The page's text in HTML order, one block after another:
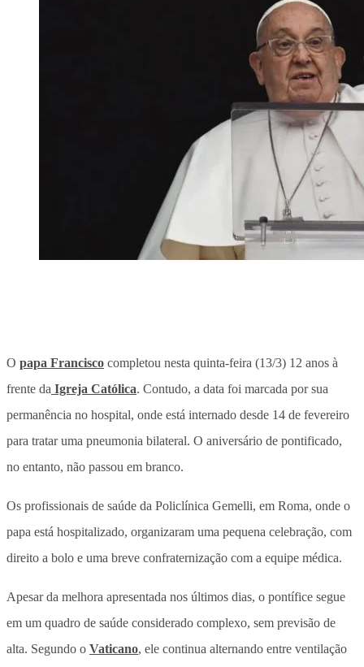
O papa Francisco completou nesta quinta-feira (13/3) 12 anos à
frente da Igreja Católica. Contudo, a data foi marcada por sua
permanência no hospital, onde está internado desde 14 de fevereiro
para tratar uma pneumonia bilateral. O aniversário de pontificado,
no entanto, não passou em branco.
Os profissionais de saúde da Policlínica Gemelli, em Roma, onde o
papa está hospitalizado, organizaram uma pequena celebração, com
direito a bolo e uma breve confraternização com a equipe médica.
Apesar da melhora apresentada nos últimos dias, o pontífice segue
em um quadro de saúde considerado complexo, sem previsão de
alta. Segundo o Vaticano, ele continua alternando entre ventilação